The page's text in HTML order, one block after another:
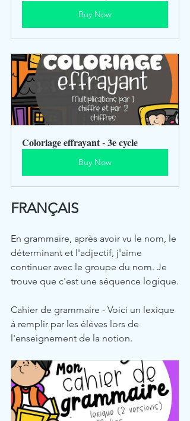
Buy Now
Coloriage effrayant - 3e cycle
Buy Now
FRANÇAIS
En grammaire, après avoir vu le nom, le
déterminant et l'adjectif, j'aime
continuer avec le groupe du nom. Je
trouve que c'est une séquence logique.
Cahier de grammaire - Voici un lexique
à remplir par les élèves lors de
l'enseignement de la notion.